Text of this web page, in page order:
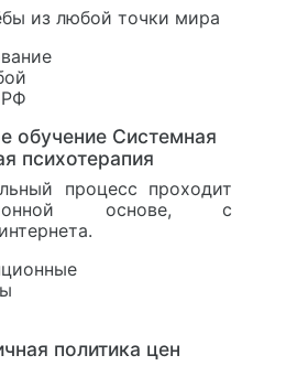
из любой точки мира
обучение Системная
психотерапия
процесс проходит
основе, с
политика цен